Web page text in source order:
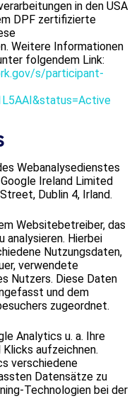
in den USA
DPF zertifizierte
Weitere Informationen
folgendem Link:
s/participant-
Webanalysedienstes
Ireland Limited
Dublin 4, Irland.
Websitebetreiber, das
analysieren. Hierbei
Nutzungsdaten,
verwendete
Nutzers. Diese Daten
und dem
zugeordnet.
Analytics u. a. Ihre
aufzeichnen.
verschiedene
Datensätze zu
Technologien bei der